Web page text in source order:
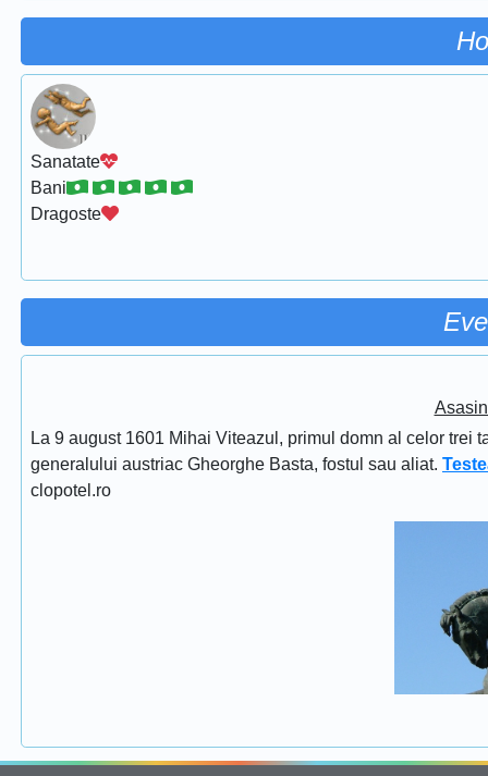
Sanatate
Bani
Dragoste
La 9 august 1601 Mihai Viteazul, primul domn al celor trei
generalului austriac Gheorghe Basta, fostul sau aliat.
clopotel.ro